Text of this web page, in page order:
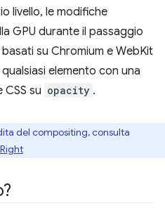
livello, le modifiche
GPU durante il passaggio
su Chromium e WebKit
elemento con una
su opacity .
del compositing, consulta